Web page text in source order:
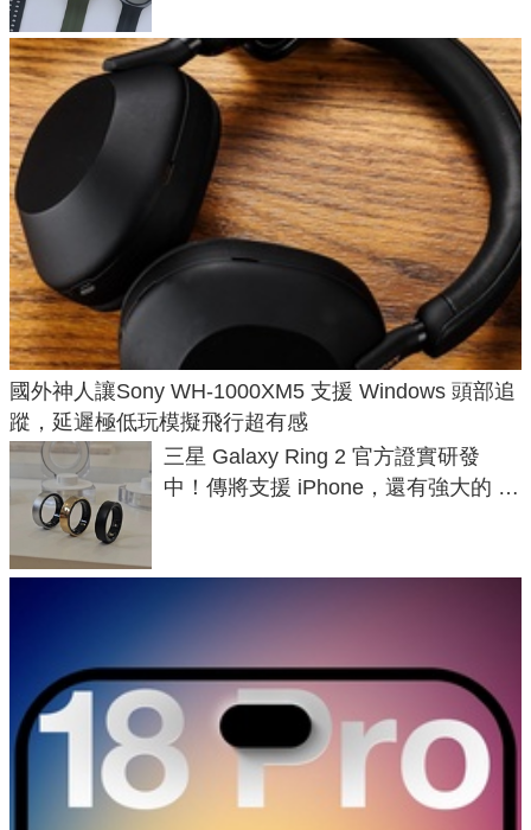
國外神人讓Sony WH-1000XM5 支援 Windows 頭部追
蹤，延遲極低玩模擬飛行超有感
三星 Galaxy Ring 2 官方證實研發
中！傳將支援 iPhone，還有強大的 AI